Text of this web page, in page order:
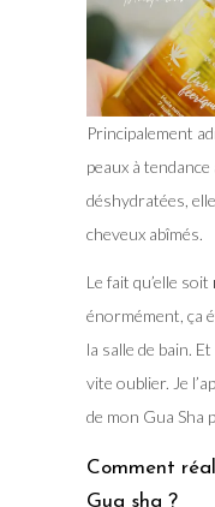
Principalement
peaux à
déshydratées,
cheveux abîmés.
Le fait qu’elle soit
énormément, ça
la salle de bain.
vite oublier. Je
de mon Gua Sha
Comment
Gua sha ?